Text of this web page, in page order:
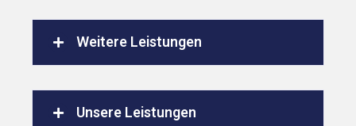
Weitere Leistungen
Unsere Leistungen